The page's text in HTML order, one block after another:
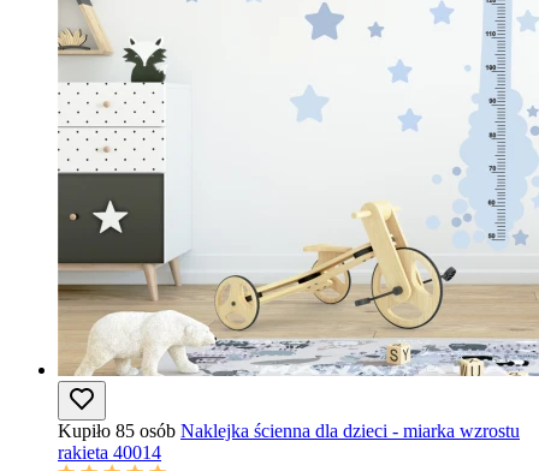
Kupiło 85 osób Naklejka ścienna dla dzieci - miarka wzrostu
rakieta 40014